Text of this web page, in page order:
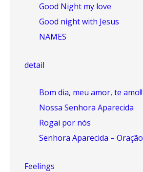
Good Night my love
Good night with Jesus
NAMES
detail
Bom dia, meu amor, te amo!!
Nossa Senhora Aparecida
Rogai por nós
Senhora Aparecida – Oração
Feelings